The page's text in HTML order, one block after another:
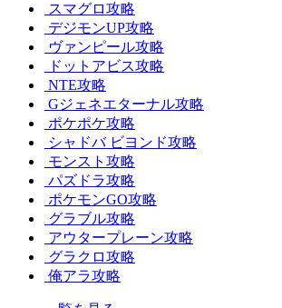
スマグロ攻略
デジモンUP攻略
ヴァンピール攻略
ドットアビス攻略
NTE攻略
Gジェネエターナル攻略
ポケポケ攻略
シャドバ ビヨンド攻略
モンスト攻略
パズドラ攻略
ポケモンGO攻略
グラブル攻略
アウタープレーン攻略
グラクロ攻略
俺アラ攻略